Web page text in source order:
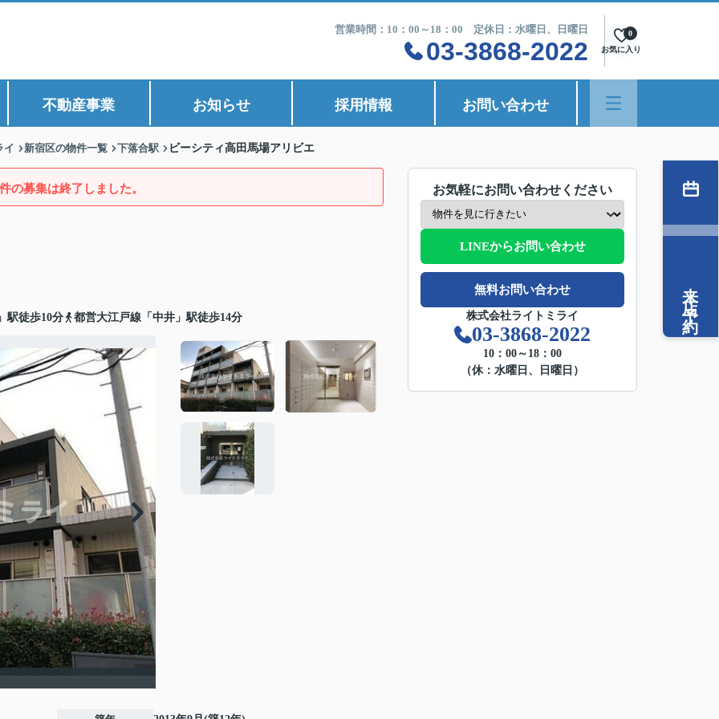
営業時間：10：00～18：00 定休日：水曜日、日曜日
03-3868-2022 お気に入り
0
不動産事業 お知らせ 採用情報 お問い合わせ
イ 新宿区の物件一覧 下落合駅 ビーシティ高田馬場アリビエ
の募集は終了しました。
駅徒歩10分 都営大江戸線「中井」駅徒歩14分
お気軽にお問い合わせください
LINEからお問い合わせ
無料お問い合わせ
株式会社ライトミライ
03-3868-2022
10：00～18：00
（休：水曜日、日曜日）
来店予約